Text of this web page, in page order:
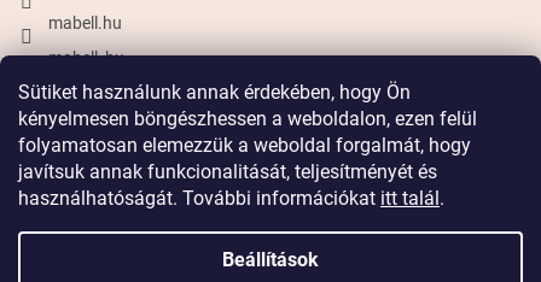
Sütiket használunk annak érdekében, hogy Ön
kényelmesen böngészhessen a weboldalon, ezen felül
folyamatosan elemezzük a weboldal forgalmát, hogy
javítsuk annak funkcionalitását, teljesítményét és
használhatóságát. További információkat itt talál.
Beállítások
mabell.hu
mabell_hu
Shoptet készítette